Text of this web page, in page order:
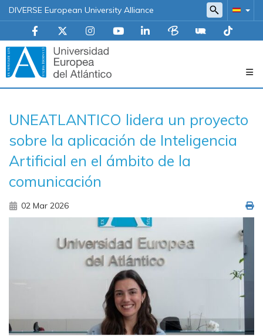
DIVERSE European University Alliance
principal
UNEATLANTICO lidera un proyecto
sobre la aplicación de Inteligencia
Artificial en el ámbito de la
comunicación
02 Mar 2026